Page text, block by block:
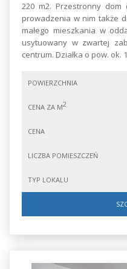
220 m2. Przestronny
prowadzenia w nim także
małego mieszkania w
usytuowany w zwartej
centrum. Działka o pow. ok.
POWIERZCHNIA
CENA ZA M2
CENA
LICZBA POMIESZCZEŃ
TYP LOKALU